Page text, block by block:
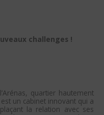
challenges !
quartier hautement
un cabinet innovant qui a
la relation avec ses